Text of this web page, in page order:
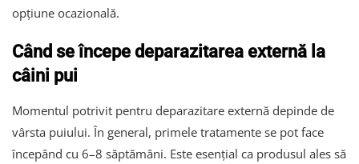
opțiune ocazională.
Când se începe deparazitarea externă la
câini pui
Momentul potrivit pentru deparazitare externă depinde de
vârsta puiului. În general, primele tratamente se pot face
începând cu 6–8 săptămâni. Este esențial ca produsul ales să